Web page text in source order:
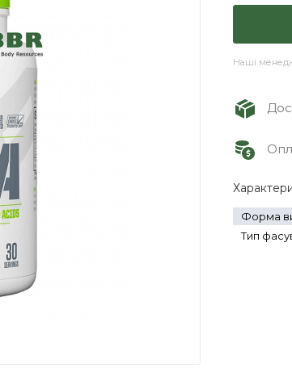
Наші
Форма
Тип